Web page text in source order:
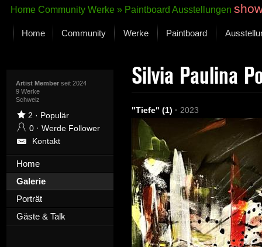
Home Community Werke » Paintboard Ausstellungen
Home Community Werke
Der letzte Monat im Fokus
Alle Fokus-Werke
Fokus-Werke
Neue Werke – Auswahl
Alle neuen Werke
Paintboard
Artist Memberseit 2024
9 Werke
Schweiz
2 · Populär
0 · Werde Follower
Kontakt
Home
Galerie
Porträt
Gäste & Talk
Silvia Paulina
"Tiefe" (1) · 2023